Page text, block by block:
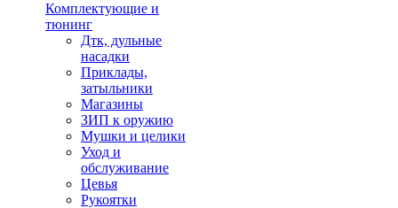
Комплектующие и
тюнинг
Дтк, дульные
насадки
Приклады,
затыльники
Магазины
ЗИП к оружию
Мушки и целики
Уход и
обслуживание
Цевья
Рукоятки